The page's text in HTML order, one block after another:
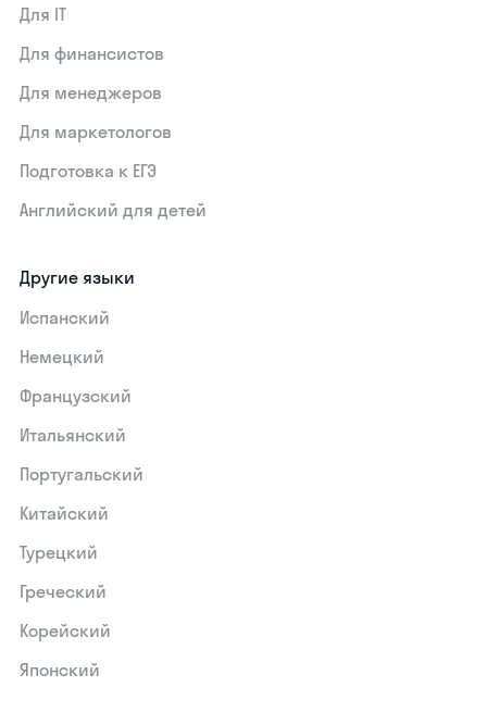
Для IT
Для финансистов
Для менеджеров
Для маркетологов
Подготовка к ЕГЭ
Английский для детей
Другие языки
Испанский
Немецкий
Французский
Итальянский
Португальский
Китайский
Турецкий
Греческий
Корейский
Японский